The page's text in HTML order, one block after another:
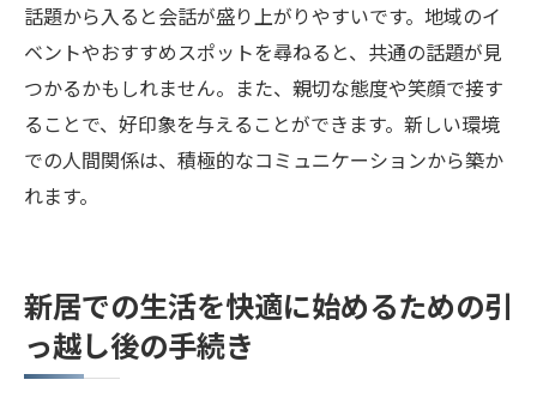
話題から入ると会話が盛り上がりやすいです。地域のイ
ベントやおすすめスポットを尋ねると、共通の話題が見
つかるかもしれません。また、親切な態度や笑顔で接す
ることで、好印象を与えることができます。新しい環境
での人間関係は、積極的なコミュニケーションから築か
れます。
新居での生活を快適に始めるための引
っ越し後の手続き